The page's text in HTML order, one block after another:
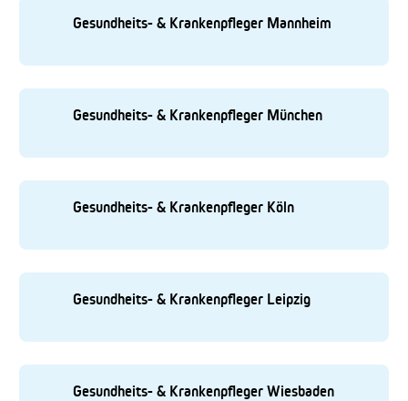
Gesundheits- & Krankenpfleger Mannheim
Gesundheits- & Krankenpfleger München
Gesundheits- & Krankenpfleger Köln
Gesundheits- & Krankenpfleger Leipzig
Gesundheits- & Krankenpfleger Wiesbaden